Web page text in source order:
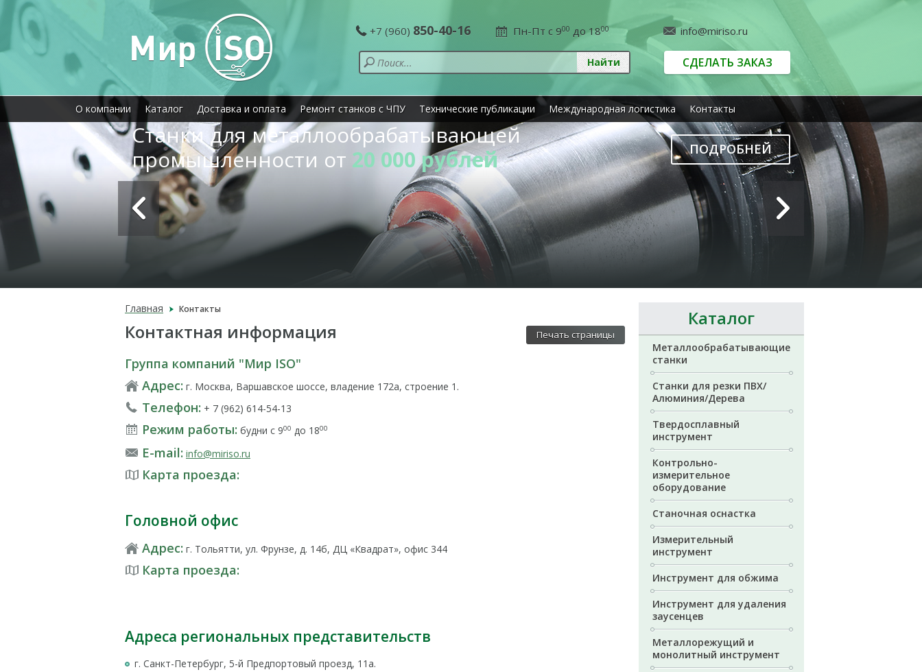
+7 (960) 850-40-16 Пн-Пт с 900 до 1800 info@miriso.ru
СДЕЛАТЬ ЗАКАЗ
О компании Каталог Доставка и оплата Ремонт станков с ЧПУ Технические публикации Международная логистика Контакты
Станки для металлообрабатывающей
промышленности от 20 000 рублей ПОДРОБНЕЙ
Главная Контакты
Контактная информация Печать страницы
Группа компаний "Мир ISO"
Адрес: г. Москва, Варшавское шоссе, владение 172а, строение 1.
Телефон: + 7 (962) 614-54-13
Режим работы: будни с 900 до 1800
E-mail: info@miriso.ru
Карта проезда:
Головной офис
Адрес: г. Тольятти, ул. Фрунзе, д. 14б, ДЦ «Квадрат», офис 344
Карта проезда:
Адреса региональных представительств
г. Санкт-Петербург, 5-й Предпортовый проезд, 11а.
Каталог
Металлообрабатывающие
станки
Станки для резки ПВХ/
Алюминия/Дерева
Твердосплавный
инструмент
Контрольно-
измерительное
оборудование
Станочная оснастка
Измерительный
инструмент
Инструмент для обжима
Инструмент для удаления
заусенцев
Металлорежущий и
монолитный инструмент